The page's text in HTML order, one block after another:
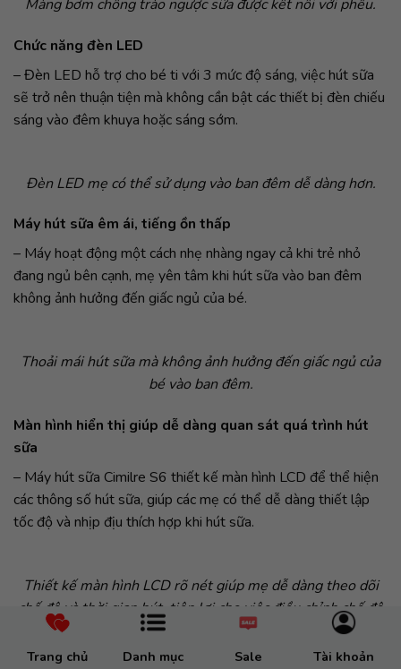
Trang chủ Danh mục Sale Tài khoản
Màng bơm chống trào ngược sữa được kết nối với phễu.
Chức năng đèn LED
– Đèn LED hỗ trợ cho bé ti với 3 mức độ sáng, việc hút sữa
sẽ trở nên thuận tiện mà không cần bật các thiết bị đèn chiếu
sáng vào đêm khuya hoặc sáng sớm.
Đèn LED mẹ có thể sử dụng vào ban đêm dễ dàng hơn.
Máy hút sữa êm ái, tiếng ồn thấp
– Máy hoạt động một cách nhẹ nhàng ngay cả khi trẻ nhỏ
đang ngủ bên cạnh, mẹ yên tâm khi hút sữa vào ban đêm
không ảnh hưởng đến giấc ngủ của bé.
Thoải mái hút sữa mà không ảnh hưởng đến giấc ngủ của
bé vào ban đêm.
Màn hình hiển thị giúp dễ dàng quan sát quá trình hút
sữa
– Máy hút sữa Cimilre S6 thiết kế màn hình LCD để thể hiện
các thông số hút sữa, giúp các mẹ có thể dễ dàng thiết lập
tốc độ và nhịp địu thích hợp khi hút sữa.
Thiết kế màn hình LCD rõ nét giúp mẹ dễ dàng theo dõi
chế độ và thời gian hút, tiện lợi cho việc điều chỉnh chế độ
hút phù hợp và thoải mái nhất.